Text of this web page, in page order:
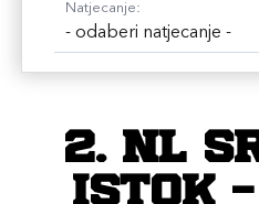
Natjecanje:
- odaberi natjecanje -
2. NL
Istok